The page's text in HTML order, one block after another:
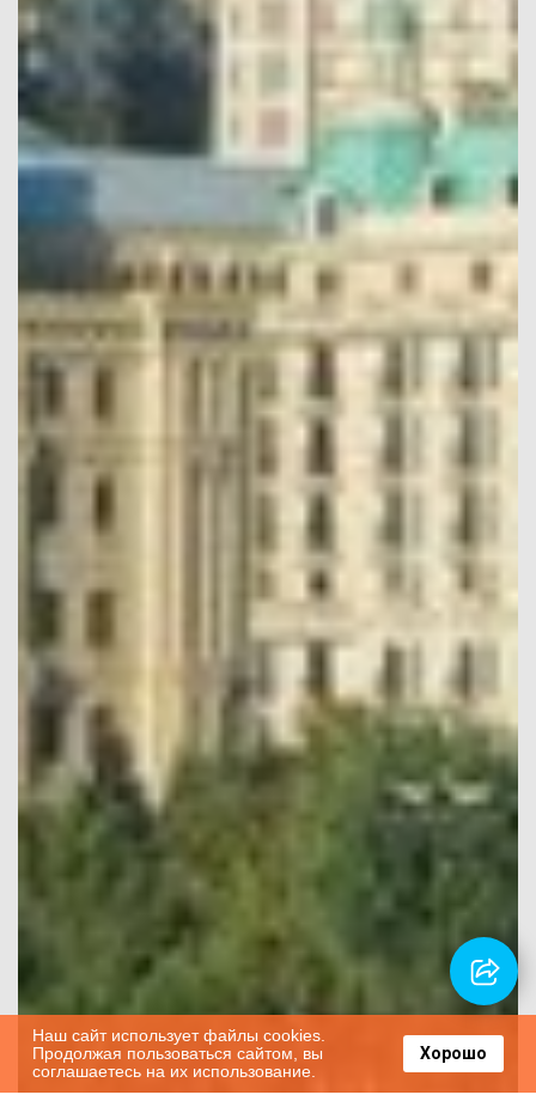
Наш сайт использует файлы cookies.
Продолжая пользоваться сайтом, вы
соглашаетесь на их использование.
Хорошо